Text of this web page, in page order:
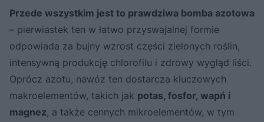
Przede wszystkim jest to prawdziwa bomba azotowa
– pierwiastek ten w łatwo przyswajalnej formie
odpowiada za bujny wzrost części zielonych roślin,
intensywną produkcję chlorofilu i zdrowy wygląd liści.
Oprócz azotu, nawóz ten dostarcza kluczowych
makroelementów, takich jak potas, fosfor, wapń i
magnez, a także cennych mikroelementów, w tym